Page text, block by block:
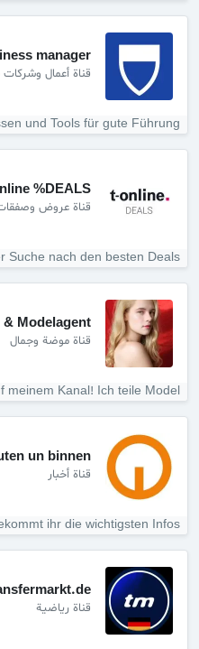
manager
قناة أعمال وشركات
und Tools für gute Führung...
%DEALS%
قناة عروض
Suche nach den besten Deals...
Modelagent
قناة موضة وجمال
Kanal! Ich teile Model-...
un binnen
قناة أخبار
ihr die wichtigsten Infos...
قناة رياضية